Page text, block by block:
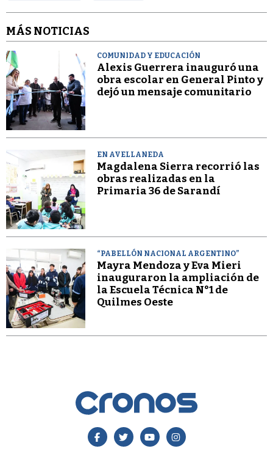
MÁS NOTICIAS
COMUNIDAD Y EDUCACIÓN
Alexis Guerrera inauguró una
obra escolar en General Pinto y
dejó un mensaje comunitario
EN AVELLANEDA
Magdalena Sierra recorrió las
obras realizadas en la
Primaria 36 de Sarandí
“PABELLÓN NACIONAL ARGENTINO”
Mayra Mendoza y Eva Mieri
inauguraron la ampliación de
la Escuela Técnica N°1 de
Quilmes Oeste